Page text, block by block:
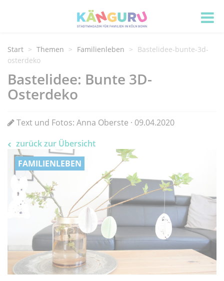
Start Themen Familienleben
Bastelidee-bunte-3d-
osterdeko
Bastelidee: Bunte 3D-
Osterdeko
Text und Fotos: Anna Oberste · 09.04.2020
zurück zur Übersicht
FAMILIENLEBEN